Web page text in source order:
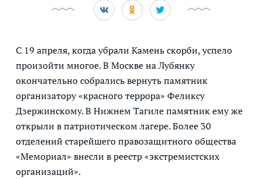
С 19 апреля, когда убрали Камень скорби, успело
произойти многое. В Москве на Лубянку
окончательно собрались вернуть памятник
организатору «красного террора» Феликсу
Дзержинскому. В Нижнем Тагиле памятник ему же
открыли в патриотическом лагере. Более 30
отделений старейшего правозащитного общества
«Мемориал» внесли в реестр «экстремистских
организаций».